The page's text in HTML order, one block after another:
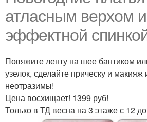
атласным верхом и
эффектной
Повяжите ленту на шее бантиком
узелок, сделайте прическу и макияж
неотразимы!
Цена восхищает! 1399 руб!
Только в ТД весна на 3 этаже с 12